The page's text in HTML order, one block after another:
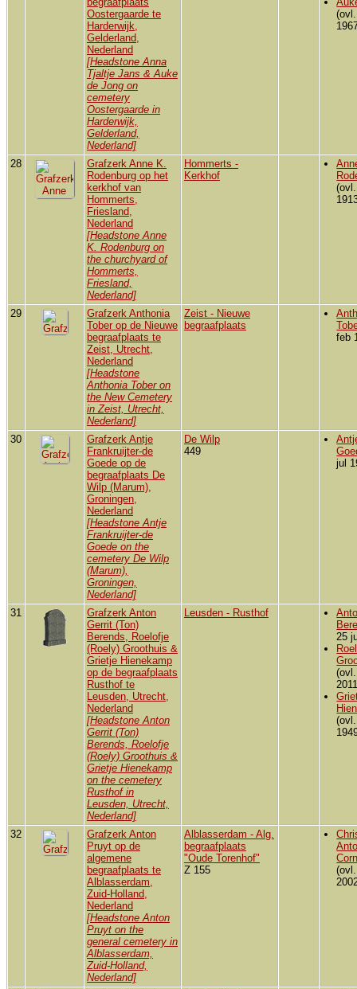
Oostergaarde te
Harderwijk,
Gelderland,
Nederland
[Headstone Anna
Tjaltje Jans & Auke
de Jong on
cemetery
Oostergaarde in
Harderwijk,
Gelderland,
Nederland]
28
Grafzerk Anne K.
Rodenburg op het
kerkhof van
Hommerts,
Friesland,
Nederland
[Headstone Anne
K. Rodenburg on
the churchyard of
Hommerts,
Friesland,
Nederland]
Hommerts -
Kerkhof
29
Grafzerk Anthonia
Tober op de Nieuwe
begraafplaats te
Zeist, Utrecht,
Nederland
[Headstone
Anthonia Tober on
the New Cemetery
in Zeist, Utrecht,
Nederland]
Zeist - Nieuwe
begraafplaats
feb
30
Grafzerk Antje
Frankruijter-de
Goede op de
begraafplaats De
Wilp (Marum),
Groningen,
Nederland
[Headstone Antje
Frankruijter-de
Goede on the
cemetery De Wilp
(Marum),
Groningen,
Nederland]
De Wilp
449
jul
31
Grafzerk Anton
Gerrit (Ton)
Berends, Roelofje
(Roely) Groothuis &
Grietje Hienekamp
op de begraafplaats
Rusthof te
Leusden, Utrecht,
Nederland
[Headstone Anton
Gerrit (Ton)
Berends, Roelofje
(Roely) Groothuis &
Grietje Hienekamp
on the cemetery
Rusthof in
Leusden, Utrecht,
Nederland]
Leusden - Rusthof
25
32
Grafzerk Anton
Pruyt op de
algemene
begraafplaats te
Alblasserdam,
Zuid-Holland,
Nederland
[Headstone Anton
Pruyt on the
general cemetery in
Alblasserdam,
Zuid-Holland,
Nederland]
Alblasserdam - Alg.
begraafplaats
"Oude Torenhof"
Z 155